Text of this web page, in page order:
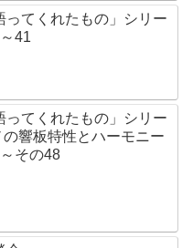
ってくれたもの」シリー
41
ってくれたもの」シリー
響板特性とハーモニー
その48